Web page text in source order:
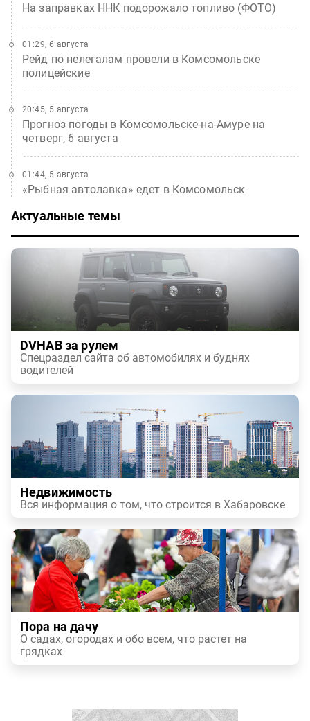
На заправках ННК подорожало топливо (ФОТО)
Рейд по нелегалам провели в Комсомольске
полицейские
01:29, 6 августа
Прогноз погоды в Комсомольске-на-Амуре на
четверг, 6 августа
20:45, 5 августа
«Рыбная автолавка» едет в Комсомольск
01:44, 5 августа
Актуальные темы
DVHAB за рулем
Спецраздел сайта об автомобилях и буднях
водителей
Недвижимость
Вся информация о том, что строится в Хабаровске
Пора на дачу
О садах, огородах и обо всем, что растет на
грядках